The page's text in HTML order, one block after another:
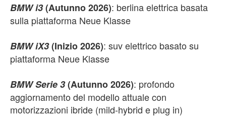
BMW i3(Autunno 2026): berlina elettrica basata
sulla piattaforma Neue Klasse
BMW iX3(Inizio 2026): suv elettrico basato su
piattaforma Neue Klasse
BMW Serie 3(Autunno 2026): profondo
aggiornamento del modello attuale con
motorizzazioni ibride (mild-hybrid e plug in)